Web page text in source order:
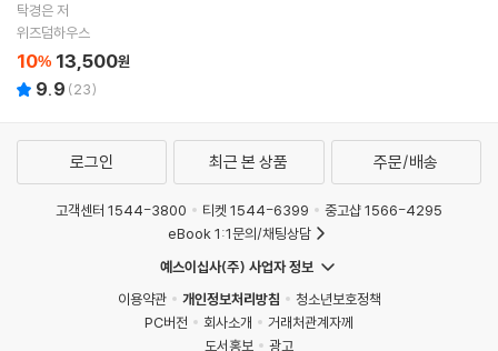
탁경은 저
위즈덤하우스
10% 13,500원
9.9 (23)
로그인 최근 본 상품 주문/배송
고객센터 1544-3800 티켓 1544-6399
중고샵 1566-4295
eBook 1:1문의/채팅상담
예스이십사(주) 사업자 정보
이용약관
개인정보처리방침
청소년보호정책
PC버전
회사소개
거래처관계자께
도서홍보
광고